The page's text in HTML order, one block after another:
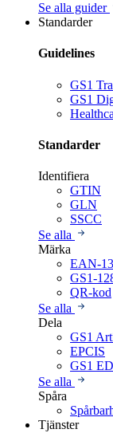
Se alla guider
Standarder
Guidelines
GS1
GS1
Standarder
Identifiera
GTIN
GLN
SSCC
Se alla
Märka
EAN-
GS1-
QR-kod
Se alla
Dela
GS1
EPCIS
GS1
Se alla
Spåra
Tjänster